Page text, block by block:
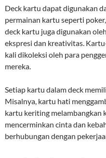
Deck kartu dapat digunakan
permainan kartu seperti
deck kartu juga digunakan
ekspresi dan kreativitas.
kali dikoleksi oleh para
mereka.
Setiap kartu dalam deck
Misalnya, kartu hati
kartu keriting melambangkan
mencerminkan cinta dan
berhubungan dengan